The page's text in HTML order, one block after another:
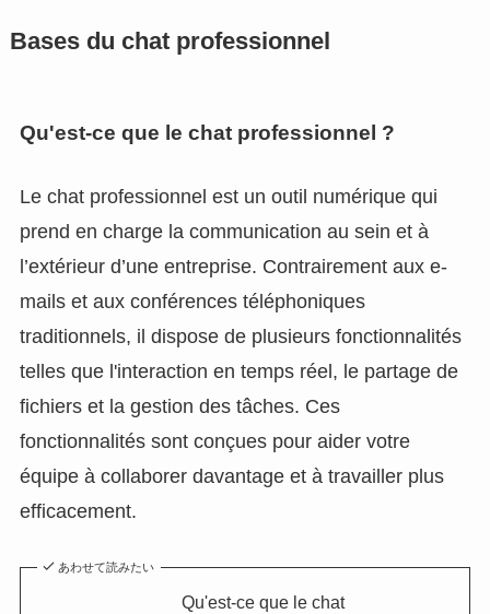
Bases du chat professionnel
Qu'est-ce que le chat professionnel ?
Le chat professionnel est un outil numérique qui
prend en charge la communication au sein et à
l’extérieur d’une entreprise. Contrairement aux e-
mails et aux conférences téléphoniques
traditionnels, il dispose de plusieurs fonctionnalités
telles que l'interaction en temps réel, le partage de
fichiers et la gestion des tâches. Ces
fonctionnalités sont conçues pour aider votre
équipe à collaborer davantage et à travailler plus
efficacement.
あわせて読みたい
Qu'est-ce que le chat